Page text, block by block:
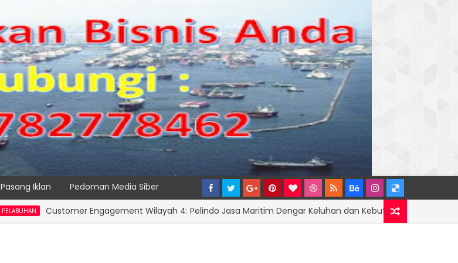
Pasang Iklan Pedoman Media Siber
Customer Engagement Wilayah 4: Pelindo Jasa Maritim Dengar Keluhan dan Kebutuhan Pelanggan